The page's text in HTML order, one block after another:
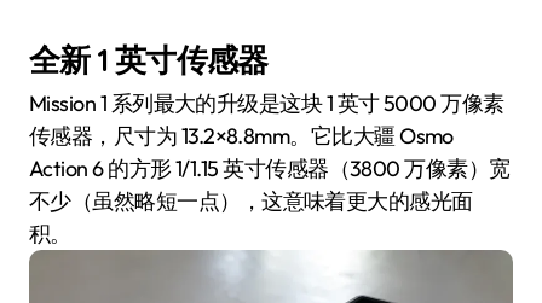
全新 1 英寸传感器
Mission 1 系列最大的升级是这块 1 英寸 5000 万像素
传感器，尺寸为 13.2×8.8mm。它比大疆 Osmo
Action 6 的方形 1/1.15 英寸传感器（3800 万像素）宽
不少（虽然略短一点），这意味着更大的感光面
积。